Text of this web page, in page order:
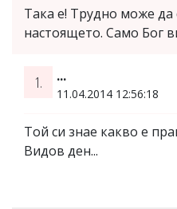
Така е! Трудно може
настоящето. Само Бог
1. ...
11.04.2014 12:56:18
Той си знае какво е
Видов ден...